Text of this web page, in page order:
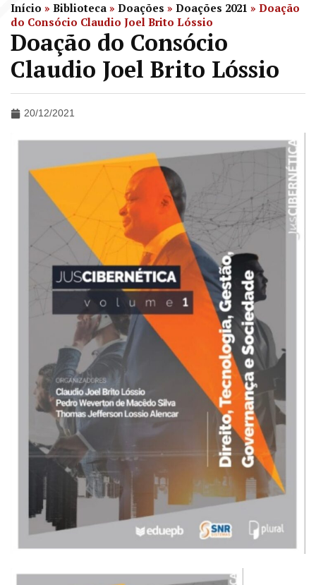
Início » Biblioteca » Doações » Doações 2021 » Doação
do Consócio Claudio Joel Brito Lóssio
Doação do Consócio
Claudio Joel Brito Lóssio
20/12/2021